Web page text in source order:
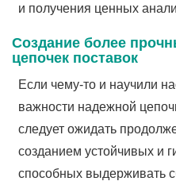
и получения ценных
Создание более
цепочек поставок
Если чему-то и научили
важности надежной
следует ожидать
созданием устойчивых и
способных выдерживать